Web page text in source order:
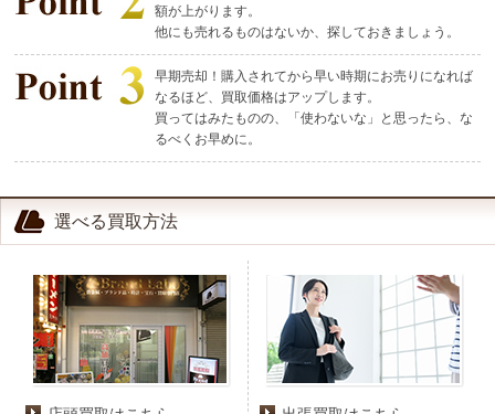
額が上がります。
他にも売れるものはないか、探しておきましょう。
早期売却！購入されてから早い時期にお売りになれば
なるほど、買取価格はアップします。
買ってはみたものの、「使わないな」と思ったら、な
るべくお早めに。
選べる買取方法